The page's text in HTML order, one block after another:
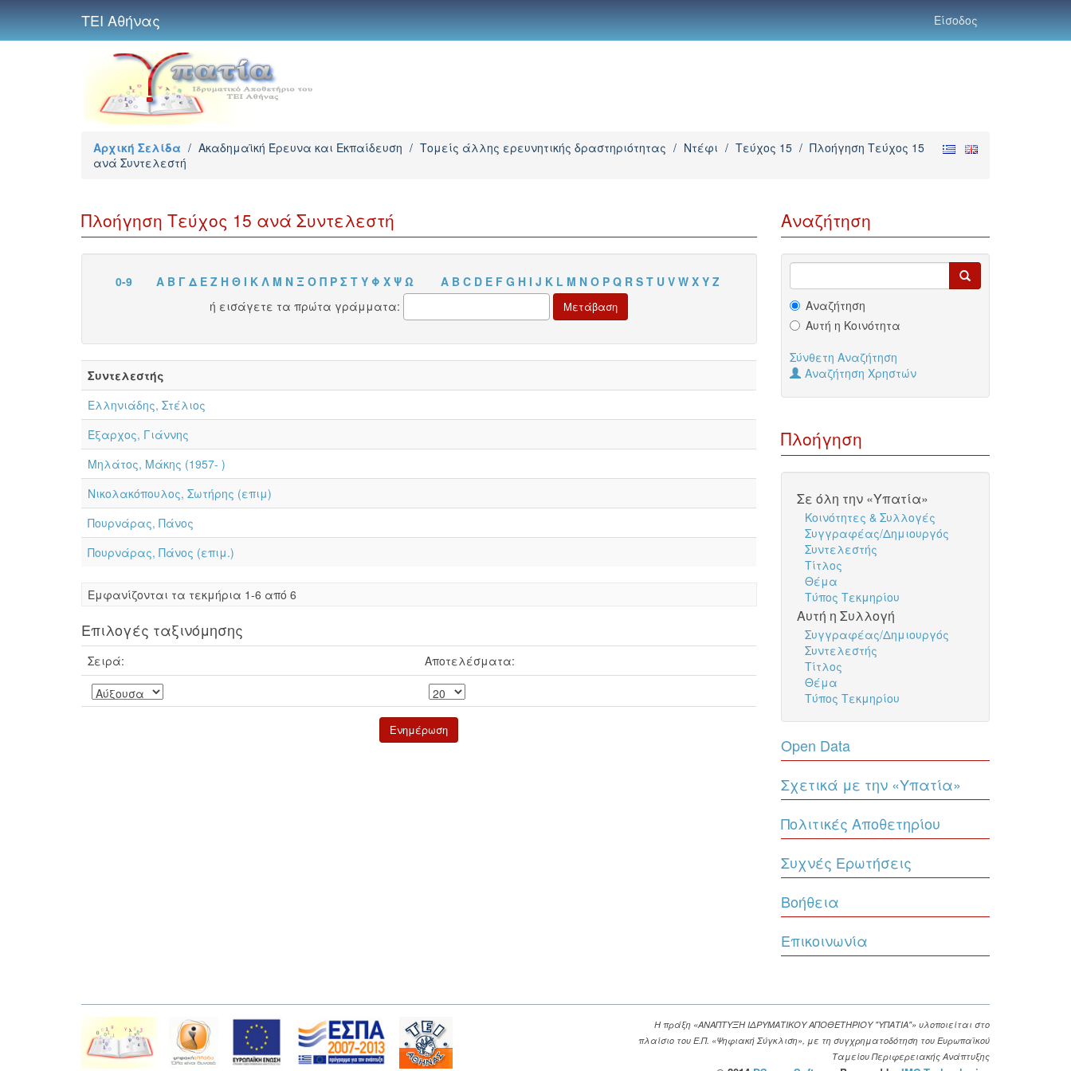
ΤΕΙ Αθήνας Είσοδος
Αρχική Σελίδα / Ακαδημαϊκή Έρευνα και Εκπαίδευση / Τομείς άλλης ερευνητικής δραστηριότητας / Ντέφι / Τεύχος 15 / Πλοήγηση Τεύχος 15
ανά Συντελεστή
Πλοήγηση Τεύχος 15 ανά Συντελεστή
0-9 Α Β Γ Δ Ε Ζ Η Θ Ι Κ Λ Μ Ν Ξ Ο Π Ρ Σ Τ Υ Φ Χ Ψ Ω A B C D E F G H I J K L M N O P Q R S T U V W X Y Z
ή εισάγετε τα πρώτα γράμματα:
Συντελεστής
Ελληνιάδης, Στέλιος
Έξαρχος, Γιάννης
Μηλάτος, Μάκης (1957- )
Νικολακόπουλος, Σωτήρης (επιμ)
Πουρνάρας, Πάνος
Πουρνάρας, Πάνος (επιμ.)
Eμφανίζονται τα τεκμήρια 1-6 από 6
Επιλογές ταξινόμησης
Σειρά: Αποτελέσματα:
Αναζήτηση
Αναζήτηση
Αυτή η Κοινότητα
Σύνθετη Αναζήτηση
Αναζήτηση Χρηστών
Πλοήγηση
Σε όλη την «Υπατία»
Κοινότητες & Συλλογές
Συγγραφέας/Δημιουργός
Συντελεστής
Τίτλος
Θέμα
Τύπος Τεκμηρίου
Αυτή η Συλλογή
Συγγραφέας/Δημιουργός
Συντελεστής
Τίτλος
Θέμα
Τύπος Τεκμηρίου
Open Data
Σχετικά με την «Υπατία»
Πολιτικές Αποθετηρίου
Συχνές Ερωτήσεις
Βοήθεια
Επικοινωνία
Η πράξη «ΑΝΑΠΤΥΞΗ ΙΔΡΥΜΑΤΙΚΟΥ ΑΠΟΘΕΤΗΡΙΟΥ "ΥΠΑΤΙΑ"» υλοποιείται στο
πλαίσιο του Ε.Π. «Ψηφιακή Σύγκλιση», με τη συγχρηματοδότηση του Ευρωπαϊκού
Ταμείου Περιφερειακής Ανάπτυξης